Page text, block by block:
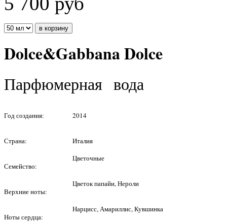
Dolce&Gabbana Dolce
Парфюмерная вода
Год создания: 2014
Страна: Италия
Семейство:
Цветочные
Верхние ноты:
Цветок папайи, Нероли
Ноты сердца:
Нарцисс, Амариллис, Кувшинка